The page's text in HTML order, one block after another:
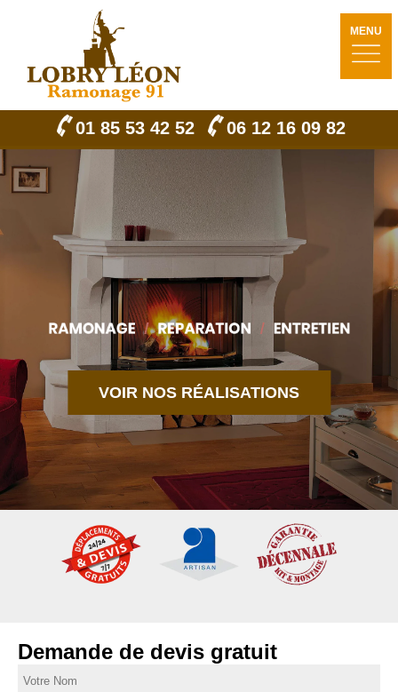
MENU
01 85 53 42 52 06 12 16 09 82
VOIR NOS RÉALISATIONS
Demande de devis gratuit